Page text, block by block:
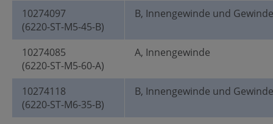
10274097
(6220-ST-M5-45-B)
B, Innengewinde und
10274085
(6220-ST-M5-60-A)
A, Innengewinde
10274118
(6220-ST-M6-35-B)
B, Innengewinde und